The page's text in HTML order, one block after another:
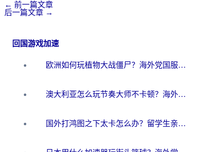
← 前一篇文章
后一篇文章 →
回国游戏加速
欧洲如何玩植物大战僵尸？海外党国服游戏加速避坑指南（附实测对比）
澳大利亚怎么玩节奏大师不卡顿？海外党国服游戏加速终极指南
国外打鸿图之下太卡怎么办？留学生亲测有效的国服游戏加速方案